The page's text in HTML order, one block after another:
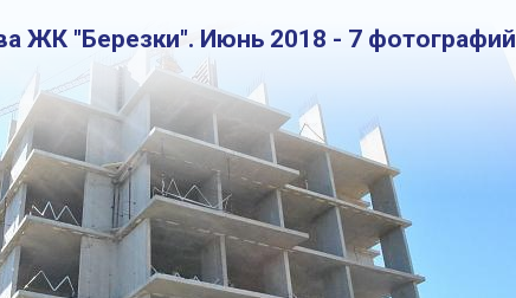
ЖК "Березки". Июнь 2018 - 7 фотографий